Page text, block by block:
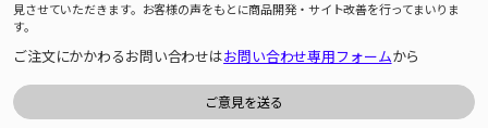
見させていただきます。お客様の声をもとに商品開発・サイト改善を行ってまいりま
す。
ご注文にかかわるお問い合わせはお問い合わせ専用フォームから